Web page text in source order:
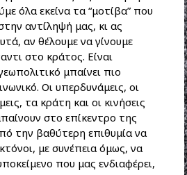
όλα εκείνα τα “μοτίβα” που
αντίληψή μας, κι ας
αν θέλουμε να γίνουμε
στο κράτος. Είναι
μπαίνει πιο
Οι υπερδυνάμεις, οι
τα κράτη και οι κινήσεις
στο επίκεντρο της
την βαθύτερη επιθυμία να
με συνέπεια όμως, να
που μας ενδιαφέρει,